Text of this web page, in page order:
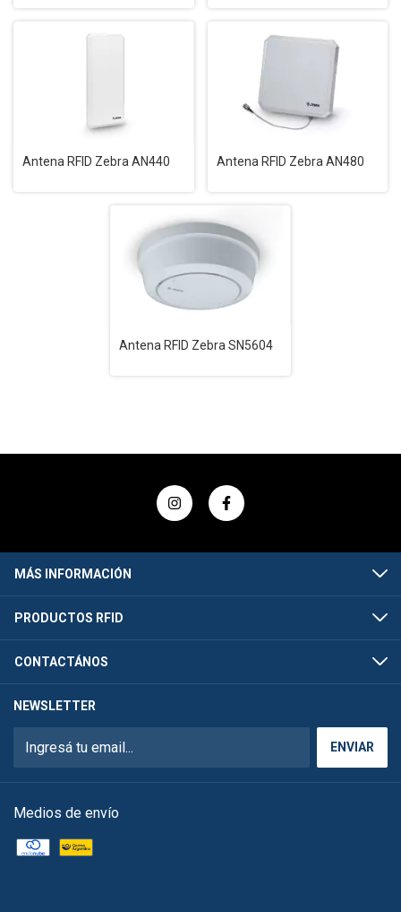
Antena RFID Zebra AN440 Antena RFID Zebra AN480
Antena RFID Zebra SN5604
MÁS INFORMACIÓN
PRODUCTOS RFID
CONTACTÁNOS
NEWSLETTER
Medios de envío